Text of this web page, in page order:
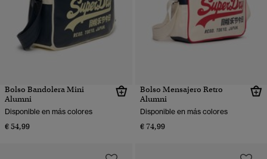
Bolso Bandolera Mini
Alumni
Disponible en más colores
€ 54,99
Bolso Mensajero Retro
Alumni
Disponible en más colores
€ 74,99